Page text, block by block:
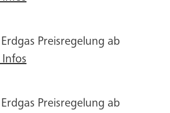
Preisregelung ab
Preisregelung ab